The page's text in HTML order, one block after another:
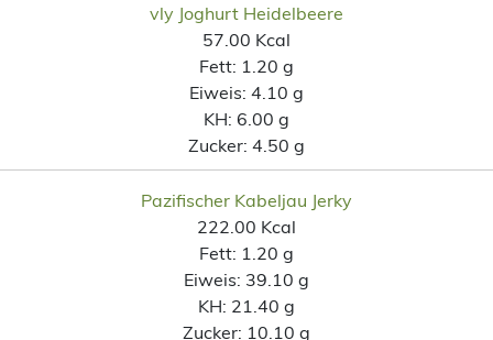
vly Joghurt Heidelbeere
57.00 Kcal
Fett: 1.20 g
Eiweis: 4.10 g
KH: 6.00 g
Zucker: 4.50 g
Pazifischer Kabeljau Jerky
222.00 Kcal
Fett: 1.20 g
Eiweis: 39.10 g
KH: 21.40 g
Zucker: 10.10 g